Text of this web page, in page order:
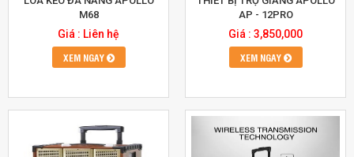
M68
Giá : Liên hệ
XEM NGAY
AP - 12PRO
Giá : 3,850,000
XEM NGAY